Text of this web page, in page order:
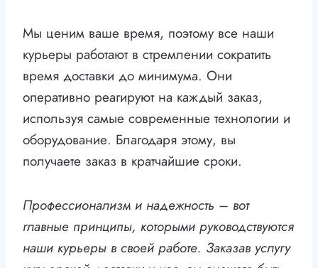
Мы ценим ваше время, поэтому все наши
курьеры работают в стремлении сократить
время доставки до минимума. Они
оперативно реагируют на каждый заказ,
используя самые современные технологии и
оборудование. Благодаря этому, вы
получаете заказ в кратчайшие сроки.
Профессионализм и надежность – вот
главные принципы, которыми руководствуются
наши курьеры в своей работе. Заказав услугу